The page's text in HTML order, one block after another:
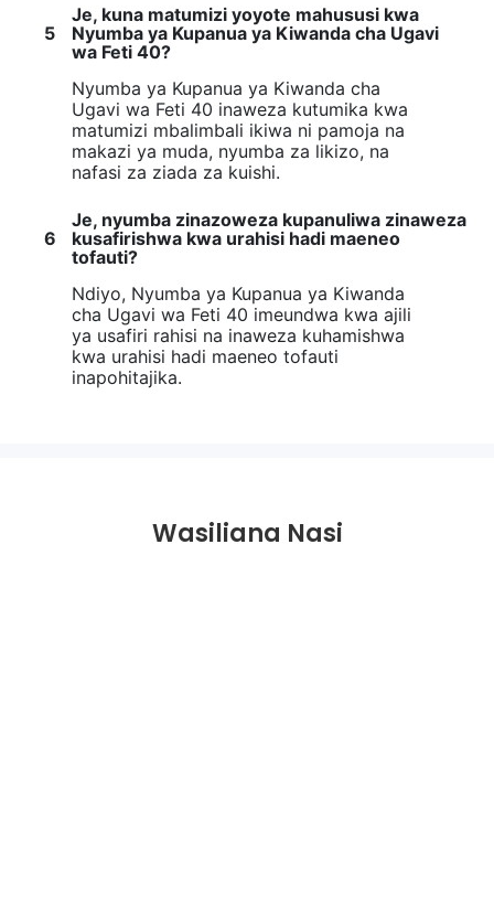
5
Je, kuna matumizi yoyote mahususi kwa
Nyumba ya Kupanua ya Kiwanda cha Ugavi
wa Feti 40?
Nyumba ya Kupanua ya Kiwanda cha
Ugavi wa Feti 40 inaweza kutumika kwa
matumizi mbalimbali ikiwa ni pamoja na
makazi ya muda, nyumba za likizo, na
nafasi za ziada za kuishi.
6
Je, nyumba zinazoweza kupanuliwa zinaweza
kusafirishwa kwa urahisi hadi maeneo
tofauti?
Ndiyo, Nyumba ya Kupanua ya Kiwanda
cha Ugavi wa Feti 40 imeundwa kwa ajili
ya usafiri rahisi na inaweza kuhamishwa
kwa urahisi hadi maeneo tofauti
inapohitajika.
Wasiliana Nasi